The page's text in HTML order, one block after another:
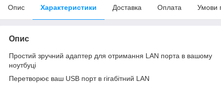
Опис Характеристики Доставка Оплата Умови
Опис
Простий зручний адаптер для отримання LAN порта в вашому
ноутбуці
Перетворює ваш USB порт в гігабітний LAN